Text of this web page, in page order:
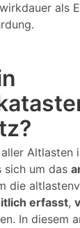
als
Altlasten
sich um das
die
erfasst,
In diesem